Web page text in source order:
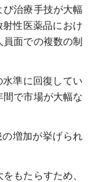
治療手技が大幅
性医薬品におけ
面での複数の制
準に回復してい
で市場が大幅な
増加が挙げられ
もたらすため、